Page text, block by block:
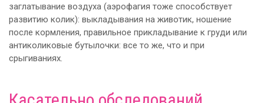
заглатывание воздуха (аэрофагия тоже способствует
развитию колик): выкладывания на животик, ношение
после кормления, правильное прикладывание к груди или
антиколиковые бутылочки: все то же, что и при
срыгиваниях.